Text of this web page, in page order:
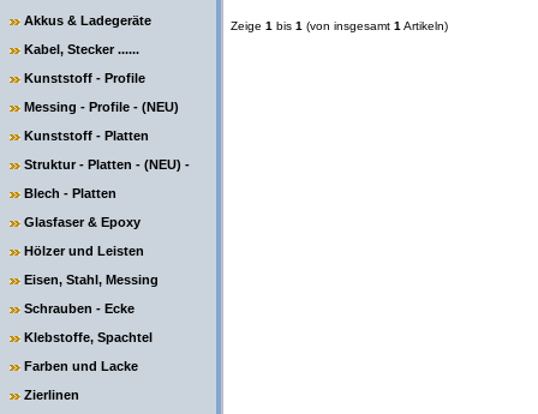
Akkus & Ladegeräte
Kabel, Stecker ......
Kunststoff - Profile
Messing - Profile - (NEU)
Kunststoff - Platten
Struktur - Platten - (NEU) -
Blech - Platten
Glasfaser & Epoxy
Hölzer und Leisten
Eisen, Stahl, Messing
Schrauben - Ecke
Klebstoffe, Spachtel
Farben und Lacke
Zierlinen
Zeige 1 bis 1 (von insgesamt 1 Artikeln)